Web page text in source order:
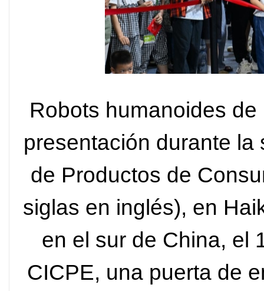
Robots humanoides
presentación durante
de Productos de
siglas en inglés), en
en el sur de China, el
CICPE, una puerta de